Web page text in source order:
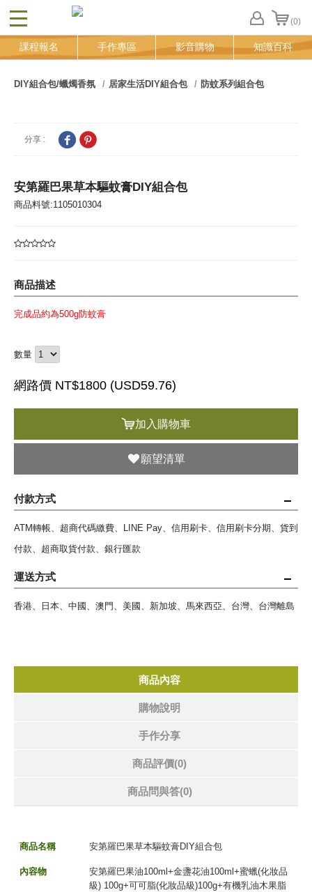
CLOSE (0)
FB
登
追
課程報名 手作專區 影音購物 知識百科
DIY組合包/蠟燭香氛 居家生活DIY組合包 防蚊系列組合包
分享 :
安第羅巴果草本驅蚊膏DIY組合包
商品料號:1105010304
商品描述
完成品約為500g防蚊膏
數量
網路價 NT$1800 (USD59.76)
加入購物車
願望清單
付款方式
ATM轉帳、超商代碼繳費、LINE Pay、信用刷卡、信用刷卡分期、貨到
付款、超商取貨付款、銀行匯款
運送方式
香港、日本、中國、澳門、美國、新加坡、馬來西亞、台灣、台灣離島
商品內容
購物說明
手作分享
商品評價(0)
商品問與答(0)
商品名稱 安第羅巴果草本驅蚊膏DIY組合包
內容物
安第羅巴果油100ml+金盞花油100ml+蜜蠟(化妝品
級) 100g+可可脂(化妝品級)100g+有機乳油木果脂